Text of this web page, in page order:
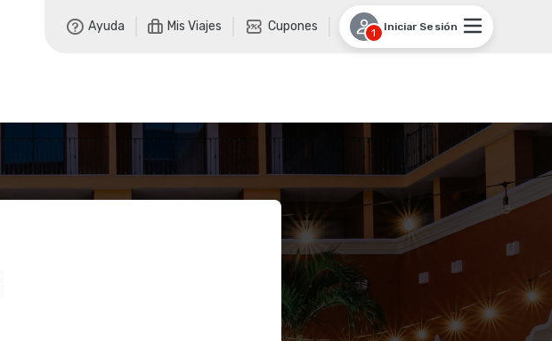
Ayuda Mis Viajes Cupones 1 Iniciar Sesión